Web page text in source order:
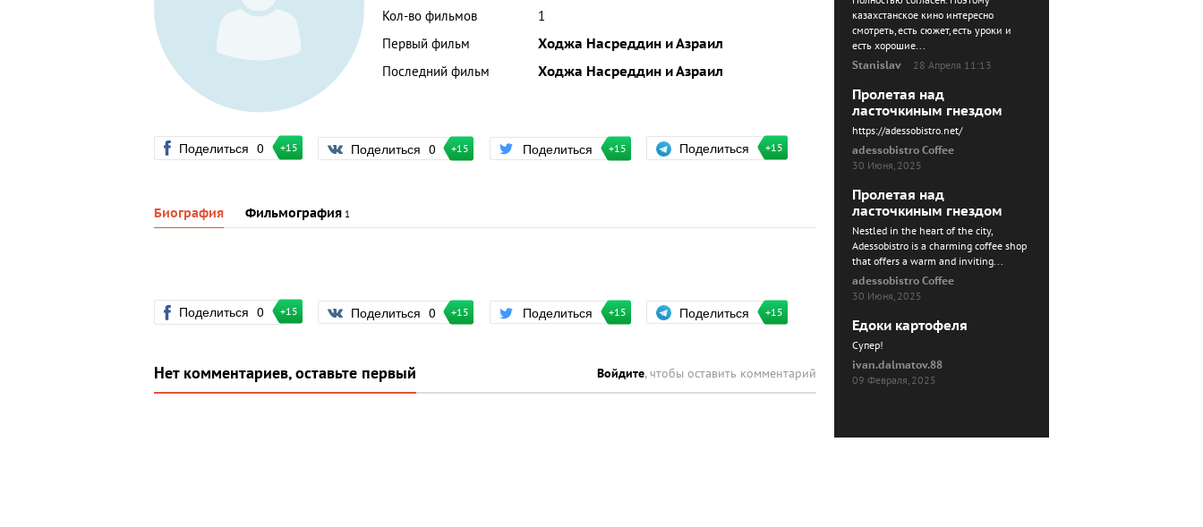
Кол-во фильмов
1
Первый фильм
Ходжа Насреддин и Азраил
Последний фильм
Ходжа Насреддин и Азраил
Поделиться 0 +15 Поделиться 0 +15 Поделиться +15 Поделиться +15
Биография Фильмография 1
Поделиться 0 +15 Поделиться 0 +15 Поделиться +15 Поделиться +15
Нет комментариев, оставьте первый Войдите, чтобы оставить комментарий
казахстанское кино интересно
смотреть, есть сюжет, есть уроки и
есть хорошие...
Stanislav
28 Апреля 11:13
Пролетая над
ласточкиным гнездом
https://adessobistro.net/
adessobistro Coffee
30 Июня, 2025
Пролетая над
ласточкиным гнездом
Nestled in the heart of the city,
Adessobistro is a charming coffee shop
that offers a warm and inviting...
adessobistro Coffee
30 Июня, 2025
Едоки картофеля
Cупер!
ivan.dalmatov.88
09 Февраля, 2025